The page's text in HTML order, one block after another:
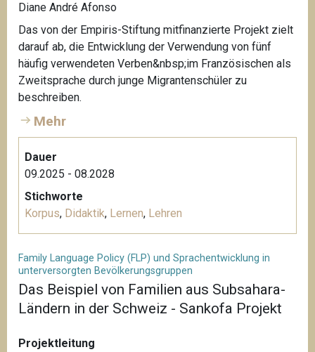
Diane André Afonso
Das von der Empiris-Stiftung mitfinanzierte Projekt zielt
darauf ab, die Entwicklung der Verwendung von fünf
häufig verwendeten Verben&nbsp;im Französischen als
Zweitsprache durch junge Migrantenschüler zu
beschreiben.
Mehr
Dauer
09.2025 - 08.2028
Stichworte
Korpus, Didaktik, Lernen, Lehren
Family Language Policy (FLP) und Sprachentwicklung in
unterversorgten Bevölkerungsgruppen
Das Beispiel von Familien aus Subsahara-
Ländern in der Schweiz - Sankofa Projekt
Projektleitung